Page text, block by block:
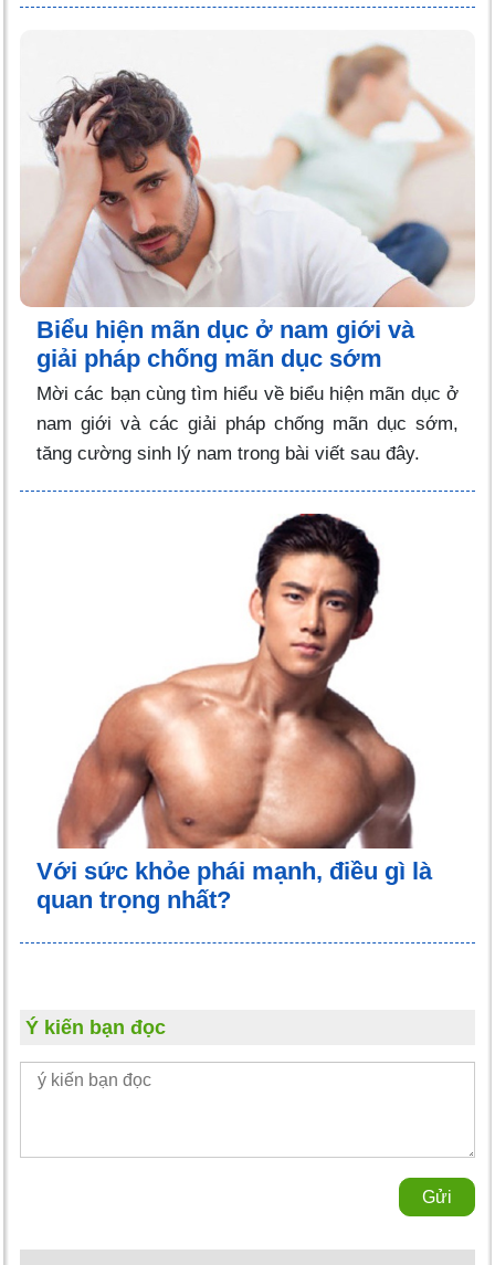
Biểu hiện mãn dục ở nam giới và
giải pháp chống mãn dục sớm
Mời các bạn cùng tìm hiểu về biểu hiện mãn dục ở
nam giới và các giải pháp chống mãn dục sớm,
tăng cường sinh lý nam trong bài viết sau đây.
Với sức khỏe phái mạnh, điều gì là
quan trọng nhất?
Ý kiến bạn đọc
Gửi